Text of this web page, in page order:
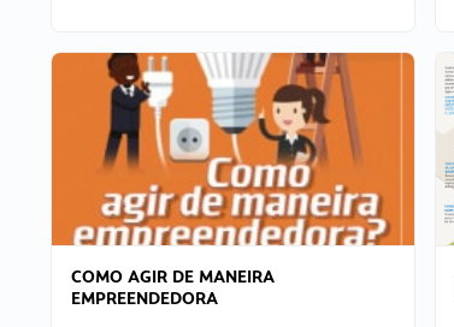
COMO AGIR DE MANEIRA
EMPREENDEDORA